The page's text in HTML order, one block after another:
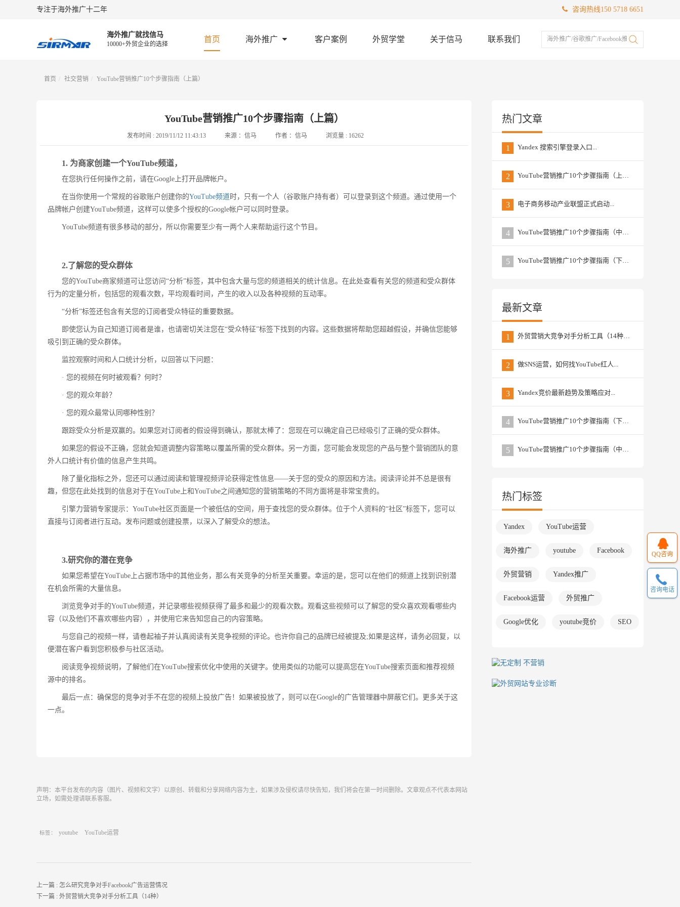
咨询热线150 5718 6651
专注于海外推广十二年
海外推广就找信马
10000+外贸企业的选择
首页 海外推广 客户案例 外贸学堂 关于信马 联系我们 海外推广/谷歌推广/Facebook推广
首页 社交营销 YouTube营销推广10个步骤指南（上篇）
YouTube营销推广10个步骤指南（上篇）
发布时间 : 2019/11/12 11:43:13 来源 ： 信马 作者 ： 信马 浏览量 : 16262
1. 为商家创建一个YouTube频道，
在您执行任何操作之前，请在Google上打开品牌帐户。
在当你使用一个常规的谷歌账户创建你的YouTube频道时，只有一个人（谷歌账户持有者）可以登录到这个频道。通过使用一个
品牌帐户创建YouTube频道，这样可以使多个授权的Google帐户可以同时登录。
YouTube频道有很多移动的部分，所以你需要至少有一两个人来帮助运行这个节目。
2.了解您的受众群体
您的YouTube商家频道可让您访问“分析”标签，其中包含大量与您的频道相关的统计信息。在此处查看有关您的频道和受众群体
行为的定量分析，包括您的观看次数，平均观看时间，产生的收入以及各种视频的互动率。
“分析”标签还包含有关您的订阅者受众特征的重要数据。
即使您认为自己知道订阅者是谁，也请密切关注您在“受众特征”标签下找到的内容。这些数据将帮助您超越假设，并确信您能够
吸引到正确的受众群体。
监控观察时间和人口统计分析，以回答以下问题：
· 您的视频在何时被观看？何时？
· 您的观众年龄？
· 您的观众最常认同哪种性别？
跟踪受众分析是双赢的。如果您对订阅者的假设得到确认，那就太棒了：您现在可以确定自己已经吸引了正确的受众群体。
如果您的假设不正确，您就会知道调整内容策略以覆盖所需的受众群体。另一方面，您可能会发现您的产品与整个营销团队的意
外人口统计有价值的信息产生共鸣。
除了量化指标之外，您还可以通过阅读和管理视频评论获得定性信息——关于您的受众的原因和方法。阅读评论并不总是很有
趣，但您在此处找到的信息对于在YouTube上和YouTube之间通知您的营销策略的不同方面将是非常宝贵的。
引擎力营销专家提示：YouTube社区页面是一个被低估的空间，用于查找您的受众群体。位于个人资料的“社区”标签下，您可以
直接与订阅者进行互动。发布问题或创建投票，以深入了解受众的想法。
3.研究你的潜在竞争
如果您希望在YouTube上占据市场中的其他业务，那么有关竞争的分析至关重要。幸运的是，您可以在他们的频道上找到识别潜
在机会所需的大量信息。
浏览竞争对手的YouTube频道，并记录哪些视频获得了最多和最少的观看次数。观看这些视频可以了解您的受众喜欢观看哪些内
容（以及他们不喜欢哪些内容），并使用它来告知您自己的内容策略。
与您自己的视频一样，请卷起袖子并认真阅读有关竞争视频的评论。也许你自己的品牌已经被提及;如果是这样，请务必回复，以
便潜在客户看到您积极参与社区活动。
阅读竞争视频说明，了解他们在YouTube搜索优化中使用的关键字。使用类似的功能可以提高您在YouTube搜索页面和推荐视频
源中的排名。
最后一点：确保您的竞争对手不在您的视频上投放广告！如果被投放了，则可以在Google的广告管理器中屏蔽它们。更多关于这
一点。
声明：本平台发布的内容（图片、视频和文字）以原创、转载和分享网络内容为主，如果涉及侵权请尽快告知，我们将会在第一时间删除。文章观点不代表本网站
立场，如需处理请联系客服。
标签： youtube YouTube运营
上一篇 : 怎么研究竞争对手Facebook广告运营情况
下一篇 : 外贸营销大竞争对手分析工具（14种）
热门文章
1 Yandex 搜索引擎登录入口...
2 YouTube营销推广10个步骤指南（上篇）...
3 电子商务移动产业联盟正式启动...
4 YouTube营销推广10个步骤指南（中篇）...
5 YouTube营销推广10个步骤指南（下篇） ...
最新文章
1 外贸营销大竞争对手分析工具（14种）...
2 做SNS运营，如何找YouTube红人...
3 Yandex竞价最新趋势及策略应对...
4 YouTube营销推广10个步骤指南（下篇） ...
5 YouTube营销推广10个步骤指南（中篇）...
热门标签
Yandex YouTube运营
海外推广 youtube Facebook
外贸营销 Yandex推广
Facebook运营 外贸推广
Google优化 youtube竞价 SEO
QQ咨询
咨询电话